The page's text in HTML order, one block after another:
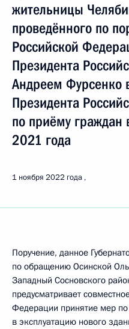
жительницы
проведённого по
Российской
Президента
Андреем Фурсенко
Президента
по приёму
2021 года
1 ноября 2022 года
Поручение, данное
по обращению Осинской
Западный Сосновского
предусматривает
Федерации принятие мер по
в эксплуатацию нового